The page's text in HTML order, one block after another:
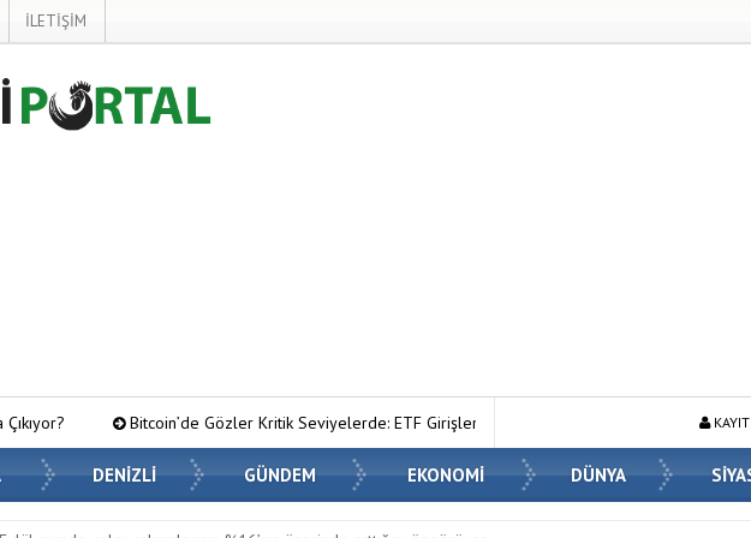
İLETİŞİM
Gözler Kritik Seviyelerde: ETF Girişleri ve Makro Riskler Fiyatı Nasıl Etkiliyor? Ahmet
DENİZLİ GÜNDEM EKONOMİ DÜNYA